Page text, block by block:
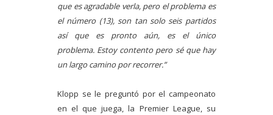
que es agradable verla, pero el problema es
el número (13), son tan solo seis partidos
así que es pronto aún, es el único
problema. Estoy contento pero sé que hay
un largo camino por recorrer.”
Klopp se le preguntó por el campeonato
en el que juega, la Premier League, su